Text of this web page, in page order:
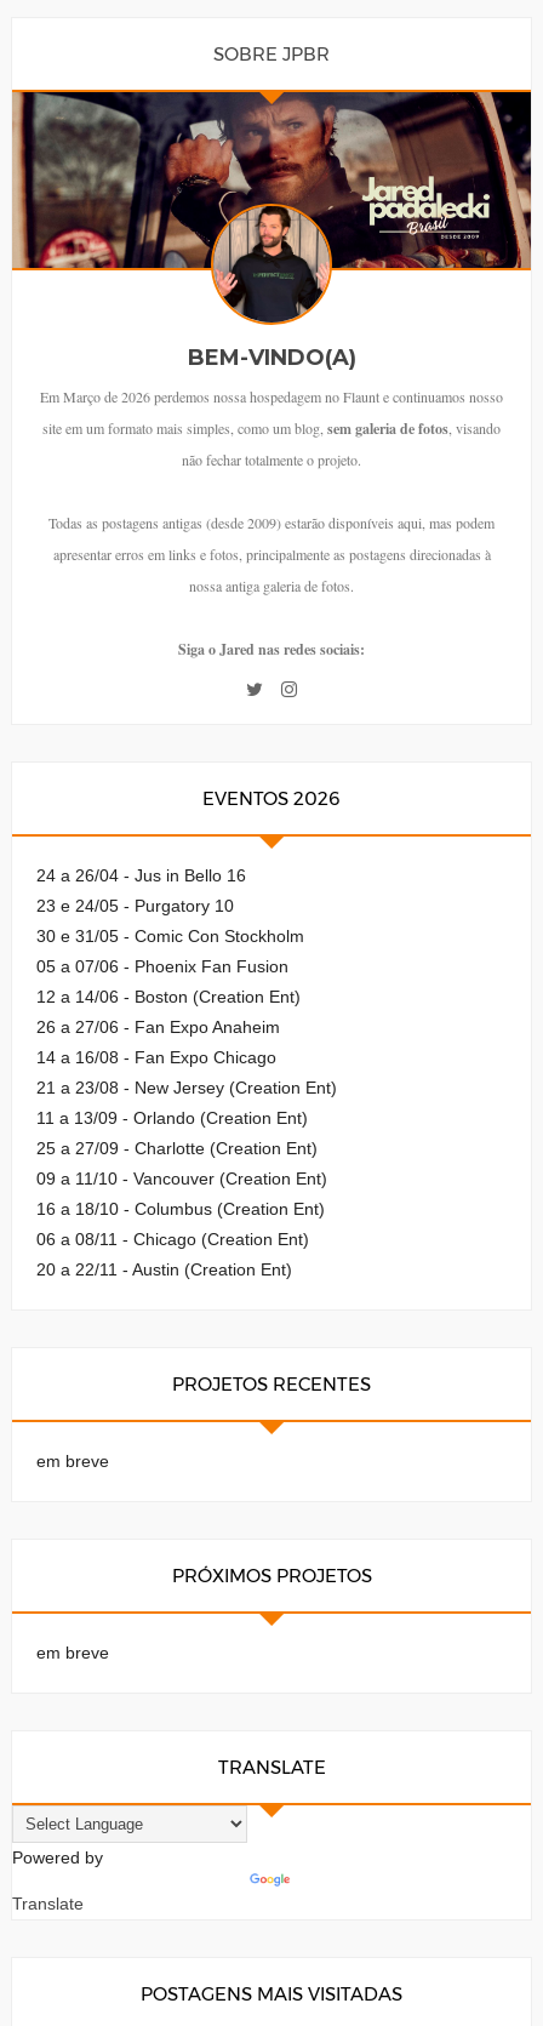
SOBRE JPBR
BEM-VINDO(A)
Em Março de 2026 perdemos nossa hospedagem no Flaunt e continuamos nosso
site em um formato mais simples, como um blog, sem galeria de fotos , visando
não fechar totalmente o projeto.
Todas as postagens antigas (desde 2009) estarão disponíveis aqui, mas podem
apresentar erros em links e fotos, principalmente as postagens direcionadas à
nossa antiga galeria de fotos.
Siga o Jared nas redes sociais:
EVENTOS 2026
24 a 26/04 - Jus in Bello 16
23 e 24/05 - Purgatory 10
30 e 31/05 - Comic Con Stockholm
05 a 07/06 - Phoenix Fan Fusion
12 a 14/06 - Boston (Creation Ent)
26 a 27/06 - Fan Expo Anaheim
14 a 16/08 - Fan Expo Chicago
21 a 23/08 - New Jersey (Creation Ent)
11 a 13/09 - Orlando (Creation Ent)
25 a 27/09 - Charlotte (Creation Ent)
09 a 11/10 - Vancouver (Creation Ent)
16 a 18/10 - Columbus (Creation Ent)
06 a 08/11 - Chicago (Creation Ent)
20 a 22/11 - Austin (Creation Ent)
PROJETOS RECENTES
em breve
PRÓXIMOS PROJETOS
em breve
TRANSLATE
Powered by
Translate
POSTAGENS MAIS VISITADAS